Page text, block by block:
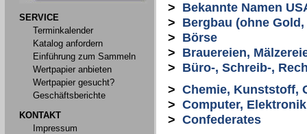
SERVICE
Terminkalender
Katalog anfordern
Einführung zum Sammeln
Wertpapier anbieten
Wertpapier gesucht?
Geschäftsberichte
KONTAKT
Impressum
> Bekannte Namen
> Bergbau (ohne
> Börse
> Brauereien,
> Büro-, Schreib-,
> Chemie, Kunststoff,
> Computer, Elektronik
> Confederates